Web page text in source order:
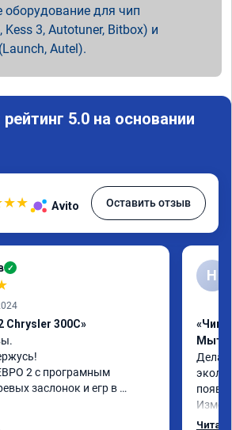
оборудование для чип
Kess 3, Autotuner, Bitbox) и
Autel).
5.0 на основании
★★ Avito Оставить отзыв
✓
Chrysler 300C»
2 с програмным
заслонок и егр в
топлива
Н
«Чип
Делал
потом